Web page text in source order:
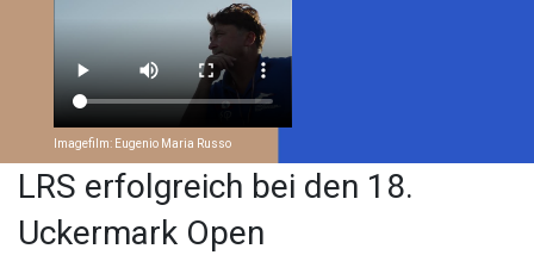
Imagefilm: Eugenio Maria Russo
LRS erfolgreich bei den 18.
Uckermark Open